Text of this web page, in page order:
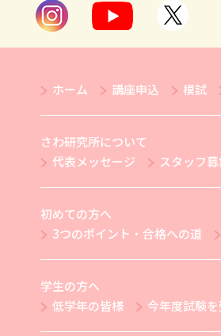
ホーム 講座申込 模試
さわ研究所について
代表メッセージ
スタッフ
初めての方へ
3つのポイント・合格への道
学生の方へ
低学年の皆様
今年度試験